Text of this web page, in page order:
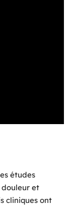
études
douleur et
cliniques ont